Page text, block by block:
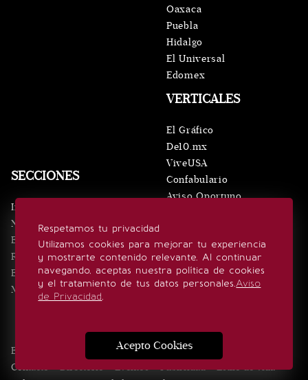
Respetamos tu privacidad
Utilizamos cookies para mejorar tu experiencia
y mostrarte contenido relevante. Al continuar
navegando, aceptas nuestra política de cookies
y el tratamiento de tus datos personales.Aviso
de Privacidad.
Acepto Cookies
SECCIONES
Inicio
Noticias
Eventos
Realeza
Estilo de vida
Minuto x Minuto
VERTICALES
El Gráfico
De10.mx
ViveUSA
Confabulario
Aviso Oportuno
Oaxaca
Puebla
Hidalgo
El Universal
Edomex
SÍGUENOS
Edición Impresa Noticias Quiénes somos
Contacto
Directorio Eventos Publicidad
Estilo de vida